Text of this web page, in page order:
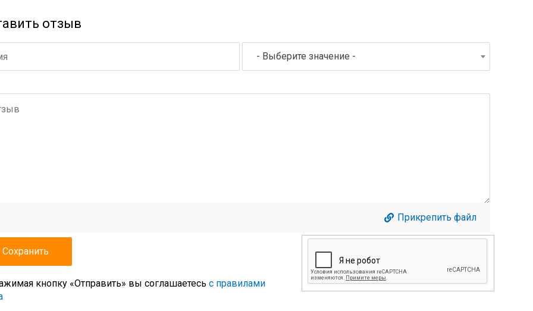
отзыв
- Выберите значение -
Прикрепить файл
кнопку «Отправить» вы соглашаетесь с правилами